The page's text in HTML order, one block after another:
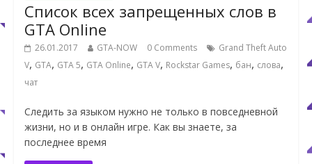
Список всех запрещенных слов в
GTA Online
26.01.2017 GTA-NOW 0 Comments
Grand Theft Auto
V, GTA, GTA 5, GTA Online, GTA V, Rockstar Games, бан, слова,
чат
Следить за языком нужно не только в повседневной
жизни, но и в онлайн игре. Как вы знаете, за
последнее время